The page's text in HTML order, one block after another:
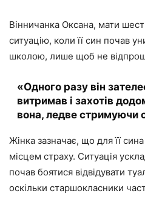
Вінничанка Оксана, мати
ситуацію, коли її син почав
школою, лише щоб не
«Одного разу він
витримав і захотів
вона, ледве стримуючи
Жінка зазначає, що для її
місцем страху. Ситуація
почав боятися відвідувати
оскільки старшокласники